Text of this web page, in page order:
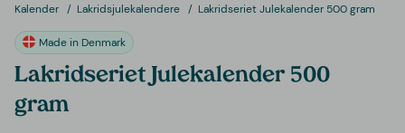
Kalender Lakridsjulekalendere Lakridseriet Julekalender 500 gram
Made in Denmark
Lakridseriet Julekalender 500
gram